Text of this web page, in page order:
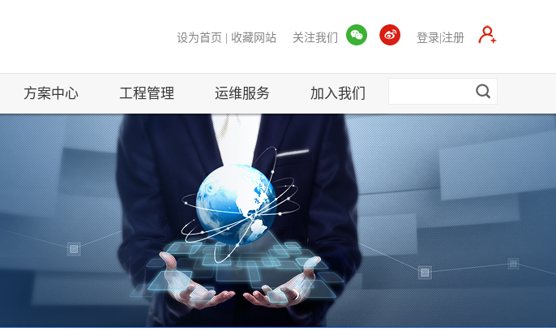
设为首页 收藏网站 关注我们 登录|注册
方案中心 工程管理 运维服务 加入我们